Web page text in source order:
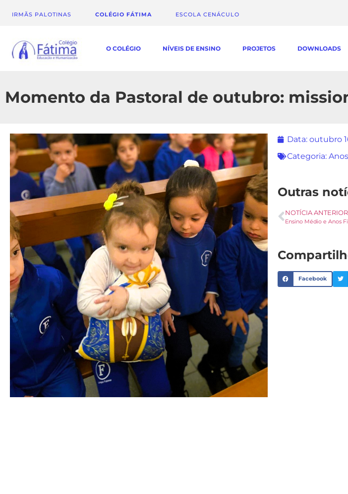
IRMÃS PALOTINAS COLÉGIO FÁTIMA ESCOLA CENÁCULO
O COLÉGIO NÍVEIS DE ENSINO PROJETOS DOWNLOADS
Momento da Pastoral de outubro:
Data: outubro
Categoria:
Outras
NOTÍCIA ANTERIOR
Facebook